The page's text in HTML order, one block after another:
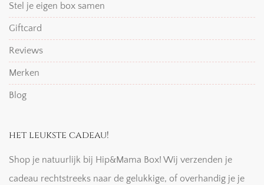
Stel je eigen box samen
Giftcard
Reviews
Merken
Blog
het leukste cadeau!
Shop je natuurlijk bij Hip&Mama Box! Wij verzenden je
cadeau rechtstreeks naar de gelukkige, of overhandig je je